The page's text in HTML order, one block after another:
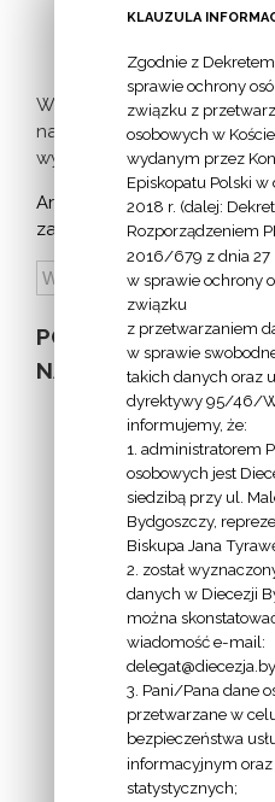
milczącej [...]
Więcej
nadchodzących
wydarzeń >
Archiwum
zapowiedzi:
POZOSTAŁE
NA STRONIE
INFORMACJE
Z
EKAI.PL:
INFORMACJE
EPISKOPATU
KLAUZULA
Zgodnie z
sprawie ochrony
związku z
osobowych w
wydanym przez
Episkopatu Polski w
2018 r. (dalej:
Rozporządzeniem
2016/679 z dnia 27
w sprawie ochrony
związku
z przetwarzaniem
w sprawie
takich danych oraz
dyrektywy 95/46/
informujemy, że:
1. administratorem
osobowych jest
siedzibą przy ul.
Bydgoszczy,
Biskupa Jana
2. został
danych w Diecezji
można
wiadomość e-mail:
3. Pani/Pana dane
przetwarzane w
bezpieczeństwa
informacyjnym
statystycznych;